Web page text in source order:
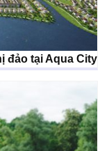
đảo tại Aqua City